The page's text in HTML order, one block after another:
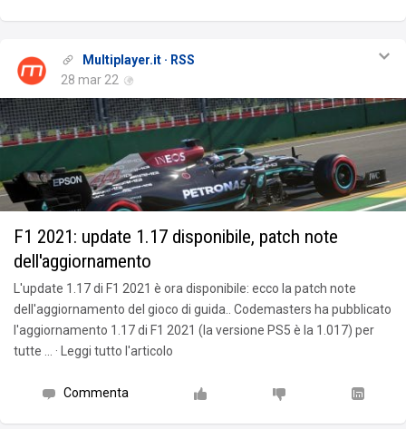
Multiplayer.it · RSS
28 mar 22
F1 2021: update 1.17 disponibile, patch note
dell'aggiornamento
L'update 1.17 di F1 2021 è ora disponibile: ecco la patch note
dell'aggiornamento del gioco di guida.. Codemasters ha pubblicato
l'aggiornamento 1.17 di F1 2021 (la versione PS5 è la 1.017) per
tutte … · Leggi tutto l'articolo
Commenta